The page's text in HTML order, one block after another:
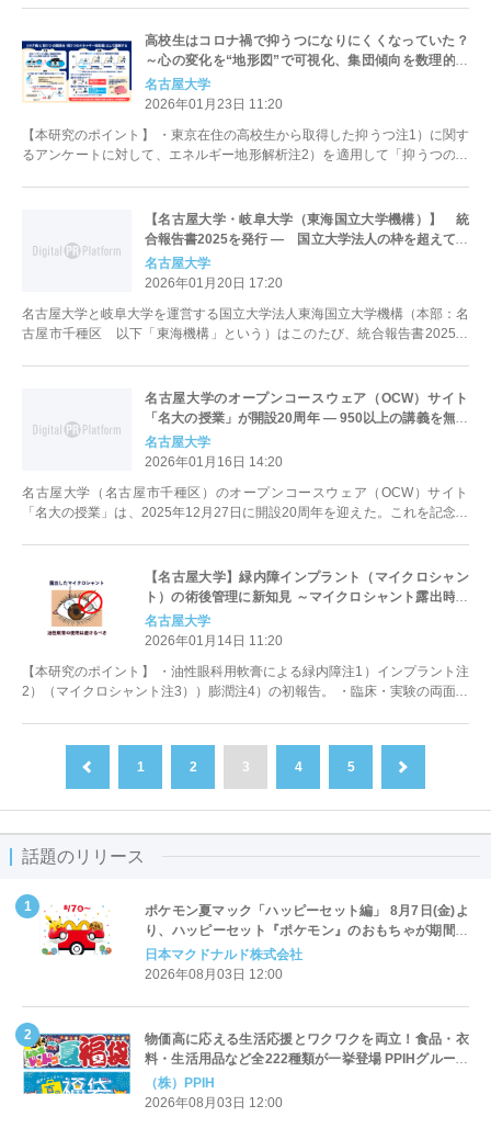
高校生はコロナ禍で抑うつになりにくくなっていた？
～心の変化を“地形図”で可視化、集団傾向を数理的に
解析～
名古屋大学
2026年01月23日 11:20
【本研究のポイント】 ・東京在住の高校生から取得した抑うつ注1）に関す
るアンケートに対して、エネルギー地形解析注2）を適用して「抑うつのエ
【名古屋大学・岐阜大学（東海国立大学機構）】 統
合報告書2025を発行 ― 国立大学法人の枠を超えて、
国際統合報告フレームワークに準拠して作成、ウェブ
で公開
名古屋大学
2026年01月20日 17:20
名古屋大学と岐阜大学を運営する国立大学法人東海国立大学機構（本部：名
古屋市千種区 以下「東海機構」という）はこのたび、統合報告書2025を
名古屋大学のオープンコースウェア（OCW）サイト
「名大の授業」が開設20周年 ― 950以上の講義を無償
公開、特設ページも
名古屋大学
2026年01月16日 14:20
名古屋大学（名古屋市千種区）のオープンコースウェア（OCW）サイト
「名大の授業」は、2025年12月27日に開設20周年を迎えた。これを記念し
【名古屋大学】緑内障インプラント（マイクロシャン
ト）の術後管理に新知見 ～マイクロシャント露出時は
油性眼軟膏の使用を避けるべき～
名古屋大学
2026年01月14日 11:20
【本研究のポイント】 ・油性眼科用軟膏による緑内障注1）インプラント注
2）（マイクロシャント注3））膨潤注4）の初報告。 ・臨床・実験の両面か
1 2 3 4 5
話題のリリース
ポケモン夏マック「ハッピーセット編」 8月7日(金)よ
り、ハッピーセット『ポケモン』のおもちゃが期間限
定登場
日本マクドナルド株式会社
2026年08月03日 12:00
物価高に応える生活応援とワクワクを両立！食品・衣
料・生活用品など全222種類が一挙登場 PPIHグループ
「夏福袋」＆セール 8月6日(木)より順次スタート
（株）PPIH
2026年08月03日 12:00